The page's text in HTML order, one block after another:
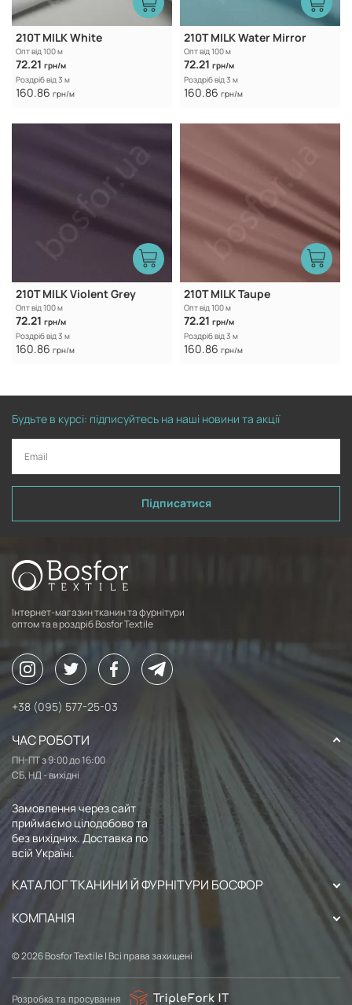
210T MILK White
Опт від 100 м
72.21 грн/м
Роздріб від 3 м
160.86 грн/м
210T MILK Water Mirror
Опт від 100 м
72.21 грн/м
Роздріб від 3 м
160.86 грн/м
210T MILK Violent Grey
Опт від 100 м
72.21 грн/м
Роздріб від 3 м
160.86 грн/м
210T MILK Taupe
Опт від 100 м
72.21 грн/м
Роздріб від 3 м
160.86 грн/м
Будьте в курсі: підписуйтесь на наші новини та акції
Підписатися
Інтернет-магазин тканин та фурнітури
оптом та в роздріб Bosfor Textile
+38 (095) 577-25-03
ЧАС РОБОТИ
ПН-ПТ з 9:00 до 16:00
СБ, НД - вихідні
Замовлення через сайт
приймаємо цілодобово та
без вихідних. Доставка по
всій Україні.
КАТАЛОГ ТКАНИНИ Й ФУРНІТУРИ БОСФОР
КОМПАНІЯ
© 2026 Bosfor Textile | Всі права захищені
Розробка та просування